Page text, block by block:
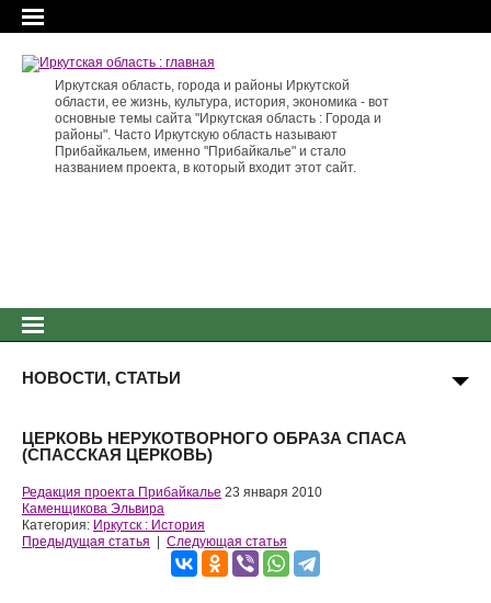
Иркутская область, города и районы Иркутской
области, ее жизнь, культура, история, экономика - вот
основные темы сайта "Иркутская область : Города и
районы". Часто Иркутскую область называют
Прибайкальем, именно "Прибайкалье" и стало
названием проекта, в который входит этот сайт.
НОВОСТИ, СТАТЬИ
ЦЕРКОВЬ НЕРУКОТВОРНОГО ОБРАЗА СПАСА
(СПАССКАЯ ЦЕРКОВЬ)
Редакция проекта Прибайкалье 23 января 2010
Каменщикова Эльвира
Категория: Иркутск : История
Предыдущая статья
Следующая статья